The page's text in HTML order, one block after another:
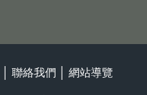
聯絡我們 網站導覽